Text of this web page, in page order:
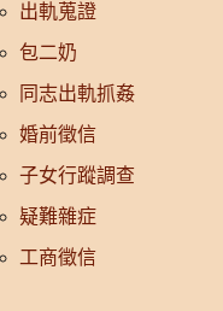
出軌蒐證
包二奶
同志出軌抓姦
婚前徵信
子女行蹤調查
疑難雜症
工商徵信